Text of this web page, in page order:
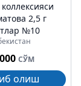
2,5 г
№10
СЎМ
олиш